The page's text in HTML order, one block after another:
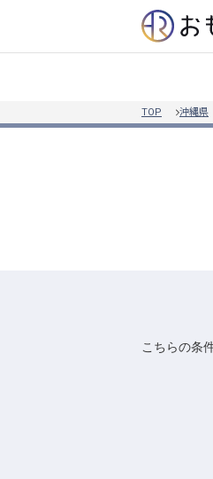
TOP 沖縄県
こちらの条